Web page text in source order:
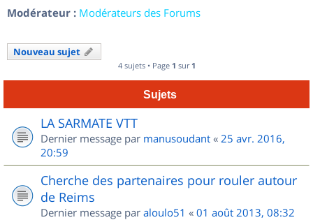
Modérateur : Modérateurs des Forums
Nouveau sujet
4 sujets • Page 1 sur 1
Sujets
LA SARMATE VTT
Dernier message par manusoudant « 25 avr. 2016,
20:59
Cherche des partenaires pour rouler autour
de Reims
Dernier message par aloulo51 « 01 août 2013, 08:32